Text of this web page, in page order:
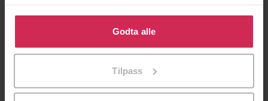
Klikk på «Godta alle» for å gi oss ditt samtykke til å
bruke cookies for alle disse formålene. Du kan også
tilpasse ditt samtykke til spesifikke formål ved å klikke
Godta alle
Tilpass
Toner av kjærlighet og krig
Santa Montefiore
Lucinda Riley